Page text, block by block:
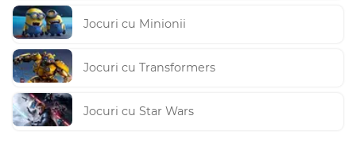
Jocuri cu Minionii
Jocuri cu Transformers
Jocuri cu Star Wars